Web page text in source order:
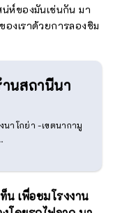
ห์ของมันเช่นกัน มา
องเราด้วยการลองชิม
นสถานีนา
าโกย่า -เขตนากามู
น เพื่อชมโรงงาน